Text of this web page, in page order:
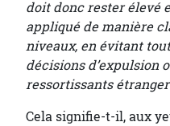
doit donc rester élevé
appliqué de manière
niveaux, en évitant
décisions d’expulsion
ressortissants
Cela signifie-t-il, aux